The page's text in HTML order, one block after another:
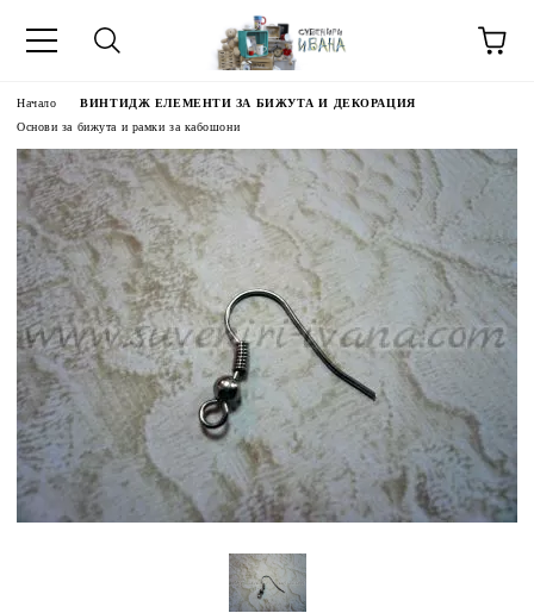
ЗА
Начало
ВИНТИДЖ ЕЛЕМЕНТИ ЗА БИЖУТА И ДЕКОРАЦИЯ
Основи за бижута и рамки за кабошони